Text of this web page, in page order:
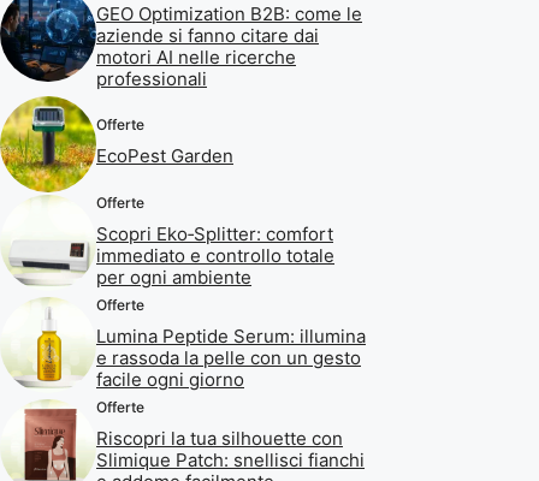
GEO Optimization B2B: come le
aziende si fanno citare dai
motori AI nelle ricerche
professionali
Offerte
EcoPest Garden
Offerte
Scopri Eko‑Splitter: comfort
immediato e controllo totale
per ogni ambiente
Offerte
Lumina Peptide Serum: illumina
e rassoda la pelle con un gesto
facile ogni giorno
Offerte
Riscopri la tua silhouette con
Slimique Patch: snellisci fianchi